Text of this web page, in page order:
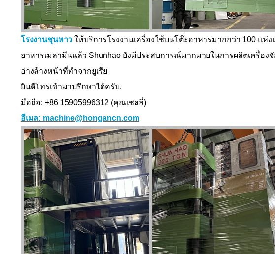
โรงงานชุนหาว ให้บริการโรงงานเครื่องใช้บนโต๊ะอาหารมากกว่า 100 แ
อาหารเมลามีนแล้ว Shunhao ยังมีประสบการณ์มากมายในการผลิตเครื่อ
อ่างล้างหน้าที่ทำจากยูเรีย
ยินดีโทรเข้ามาปรึกษาได้ครับ.
มือถือ: +86 15905996312 (คุณเชลลี่)
อีเมล: machine@hongancn.com